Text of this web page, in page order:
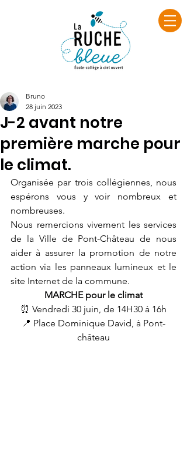
J-2 avant notre
première marche pour
le climat.
Bruno
28 juin 2023
Organisée par trois collégiennes, nous
espérons vous y voir nombreux et
nombreuses.
Nous remercions vivement les services
de la Ville de Pont-Château de nous
aider à assurer la promotion de notre
action via les panneaux lumineux et le
site Internet de la commune.
MARCHE pour le climat
⏰ Vendredi 30 juin, de 14H30 à 16h
📍 Place Dominique David, à Pont-
château